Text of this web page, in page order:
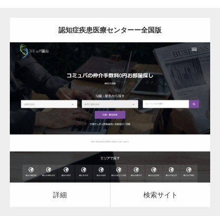
認知症疾患医療センターー全国版
更新日： 2023.03.10
認知症疾患医療センター
詳細 検索サイト
詳細 検索サイト